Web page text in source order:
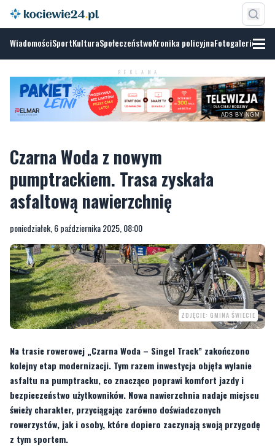
WiadomościSportKulturaSpołeczeństwoKronika policyjnaFotogalerie
REKLAMA
ADS BY NGM
Czarna Woda z nowym
pumptrackiem. Trasa zyskała
asfaltową nawierzchnię
poniedziałek, 6 października 2025, 08:00
ZDJĘCIE: GMINA ŚWIECIE
Na trasie rowerowej „Czarna Woda – Singel Track” zakończono
kolejny etap modernizacji. Tym razem inwestycja objęła wylanie
asfaltu na pumptracku, co znacząco poprawi komfort jazdy i
bezpieczeństwo użytkowników. Nowa nawierzchnia nadaje miejscu
świeży charakter, przyciągając zarówno doświadczonych
rowerzystów, jak i osoby, które dopiero zaczynają swoją przygodę
z tym sportem.